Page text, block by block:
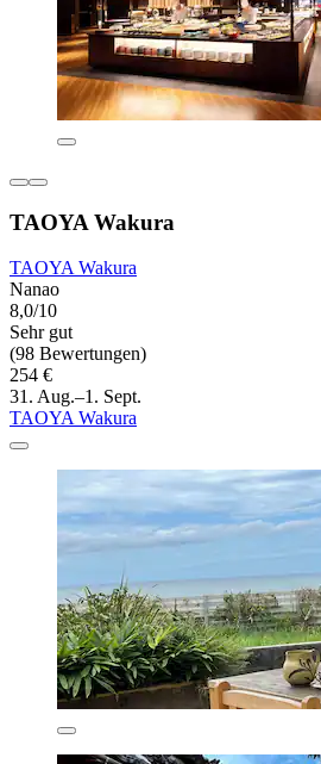
TAOYA Wakura
TAOYA Wakura
Nanao
8,0/10
Sehr gut
(98 Bewertungen)
254 €
31. Aug.–1. Sept.
TAOYA Wakura